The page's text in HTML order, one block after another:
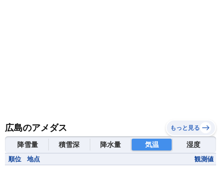
広島のアメダス もっと見る
降雪量 積雪深 降水量 気温 湿度
順位 地点 観測値